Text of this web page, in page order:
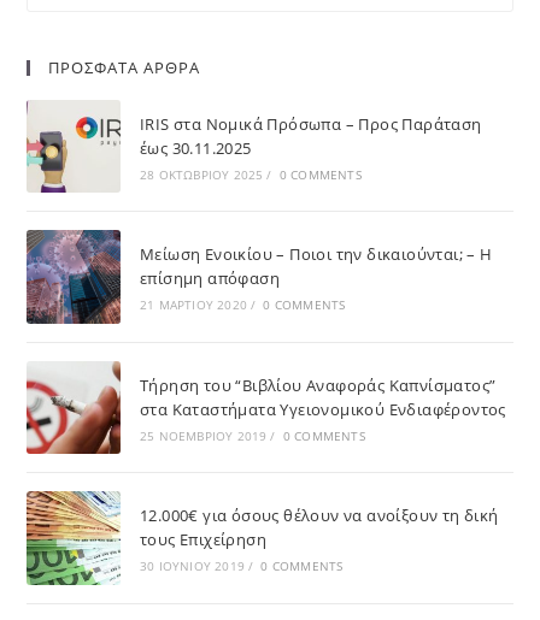
ΠΡΟΣΦΑΤΑ ΑΡΘΡΑ
IRIS στα Νομικά Πρόσωπα – Προς Παράταση
έως 30.11.2025
28 ΟΚΤΩΒΡΊΟΥ 2025 / 0 COMMENTS
Μείωση Ενοικίου – Ποιοι την δικαιούνται; – Η
επίσημη απόφαση
21 ΜΑΡΤΊΟΥ 2020 / 0 COMMENTS
Τήρηση του “Βιβλίου Αναφοράς Καπνίσματος”
στα Καταστήματα Υγειονομικού Ενδιαφέροντος
25 ΝΟΕΜΒΡΊΟΥ 2019 / 0 COMMENTS
12.000€ για όσους θέλουν να ανοίξουν τη δική
τους Επιχείρηση
30 ΙΟΥΝΊΟΥ 2019 / 0 COMMENTS